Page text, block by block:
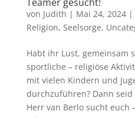
von Judith | Mai 24, 2024|
Religion, Seelsorge,
Habt ihr Lust, gemeinsam
sportliche – religiöse
mit vielen Kindern und
durchzuführen? Dann
Herr van Berlo sucht euch